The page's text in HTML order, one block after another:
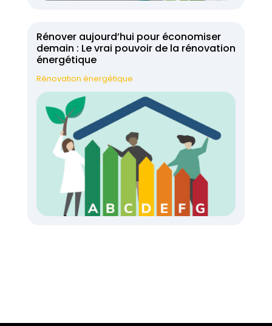
Rénover aujourd’hui pour économiser
demain : Le vrai pouvoir de la rénovation
énergétique
Rénovation énergétique